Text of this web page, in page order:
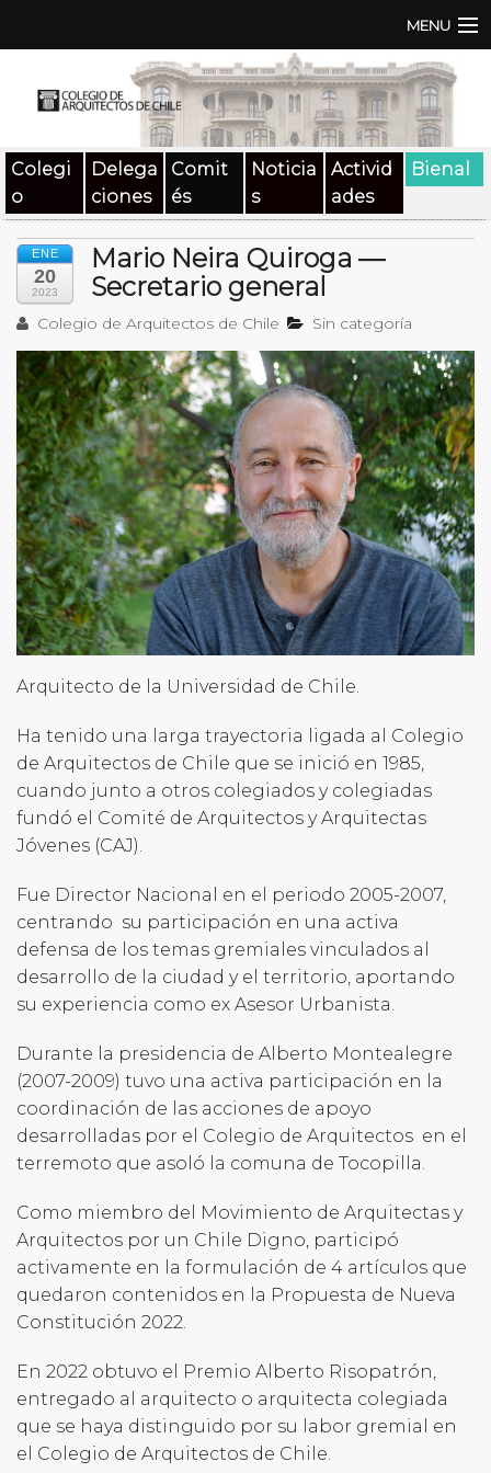
MENU
Documentos
SAT
Beneficios
Medios
Contacto
Buscar:
Colegi
o
Delega
ciones
Comit
és
Noticia
s
Activid
ades
Bienal
ENE
20
2023
Mario Neira Quiroga —
Secretario general
Colegio de Arquitectos de Chile Sin categoría
Arquitecto de la Universidad de Chile.
Ha tenido una larga trayectoria ligada al Colegio
de Arquitectos de Chile que se inició en 1985,
cuando junto a otros colegiados y colegiadas
fundó el Comité de Arquitectos y Arquitectas
Jóvenes (CAJ).
Fue Director Nacional en el periodo 2005-2007,
centrando su participación en una activa
defensa de los temas gremiales vinculados al
desarrollo de la ciudad y el territorio, aportando
su experiencia como ex Asesor Urbanista.
Durante la presidencia de Alberto Montealegre
(2007-2009) tuvo una activa participación en la
coordinación de las acciones de apoyo
desarrolladas por el Colegio de Arquitectos en el
terremoto que asoló la comuna de Tocopilla.
Como miembro del Movimiento de Arquitectas y
Arquitectos por un Chile Digno, participó
activamente en la formulación de 4 artículos que
quedaron contenidos en la Propuesta de Nueva
Constitución 2022.
En 2022 obtuvo el Premio Alberto Risopatrón,
entregado al arquitecto o arquitecta colegiada
que se haya distinguido por su labor gremial en
el Colegio de Arquitectos de Chile.